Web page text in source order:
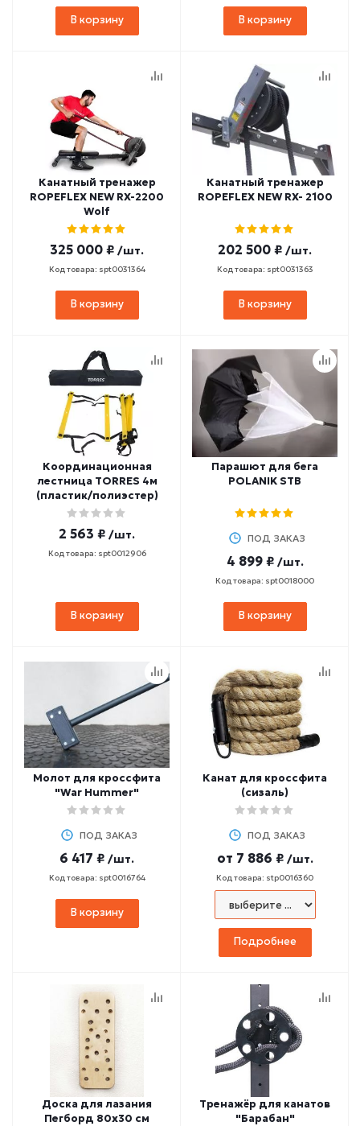
В корзину В корзину
Канатный тренажер
ROPEFLEX NEW RX-2200
Wolf
325 000 ₽ /шт.
Код товара: spt0031364
В корзину
Канатный тренажер
ROPEFLEX NEW RX- 2100
202 500 ₽ /шт.
Код товара: spt0031363
В корзину
Координационная
лестница TORRES 4м
(пластик/полиэстер)
2 563 ₽ /шт.
Код товара: spt0012906
В корзину
Парашют для бега
POLANIK STB
ПОД ЗАКАЗ
4 899 ₽ /шт.
Код товара: spt0018000
В корзину
Молот для кроссфита
"War Hummer"
ПОД ЗАКАЗ
6 417 ₽ /шт.
Код товара: spt0016764
В корзину
Канат для кроссфита
(сизаль)
ПОД ЗАКАЗ
от 7 886 ₽ /шт.
Код товара: stp0016360
Подробнее
Доска для лазания
Пегборд 80х30 см
Тренажёр для канатов
"Барабан"